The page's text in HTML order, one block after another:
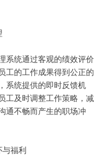
系统通过客观的绩效评价
工的工作成果得到公正的
系统提供的即时反馈机
工及时调整工作策略，减
通不畅而产生的职场冲
福利